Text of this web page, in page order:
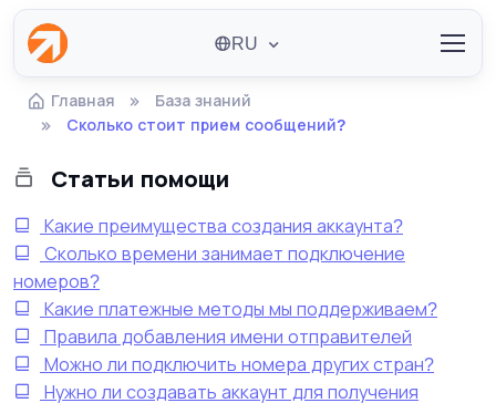
RU
Главная
База знаний
Сколько стоит прием сообщений?
Статьи помощи
Какие преимущества создания аккаунта?
Сколько времени занимает подключение
номеров?
Какие платежные методы мы поддерживаем?
Правила добавления имени отправителей
Можно ли подключить номера других стран?
Нужно ли создавать аккаунт для получения